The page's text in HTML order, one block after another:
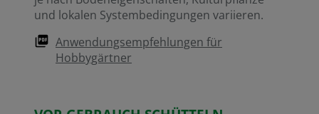
und lokalen Systembedingungen variieren.
Anwendungsempfehlungen für
Hobbygärtner